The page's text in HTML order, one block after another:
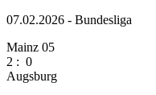
07.02.2026 - Bundesliga
Mainz 05
2 : 0
Augsburg